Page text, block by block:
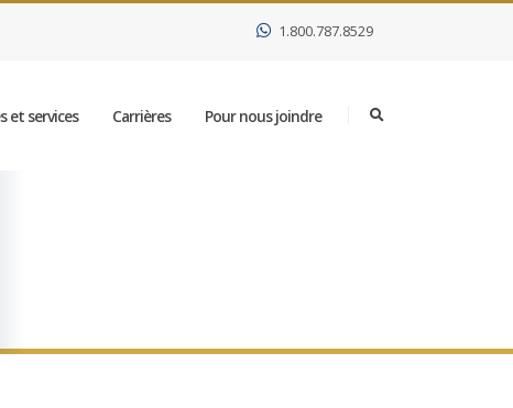
1.800.787.8529
et services Carrières Pour nous joindre